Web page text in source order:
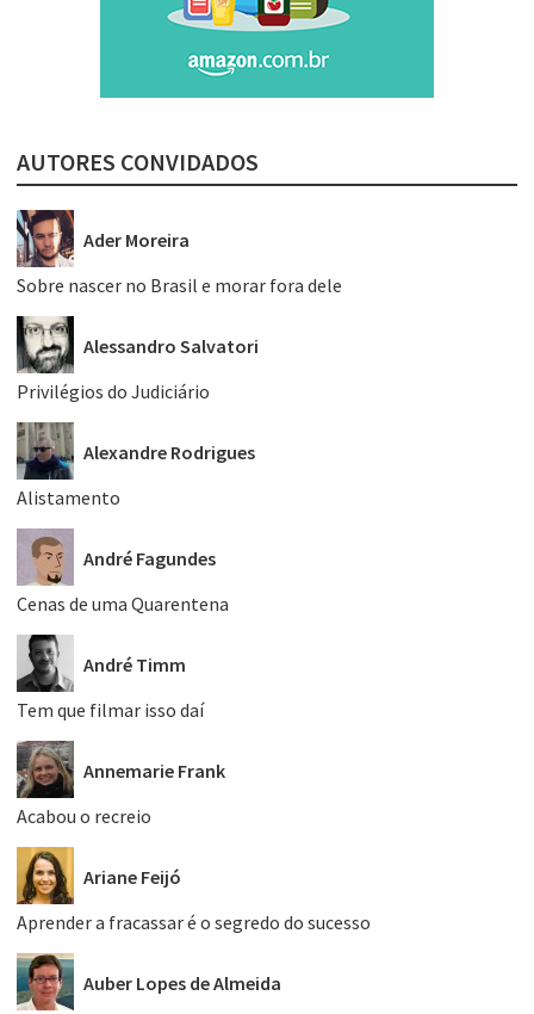
AUTORES CONVIDADOS
Ader Moreira
Sobre nascer no Brasil e morar fora dele
Alessandro Salvatori
Privilégios do Judiciário
Alexandre Rodrigues
Alistamento
André Fagundes
Cenas de uma Quarentena
André Timm
Tem que filmar isso daí
Annemarie Frank
Acabou o recreio
Ariane Feijó
Aprender a fracassar é o segredo do sucesso
Auber Lopes de Almeida